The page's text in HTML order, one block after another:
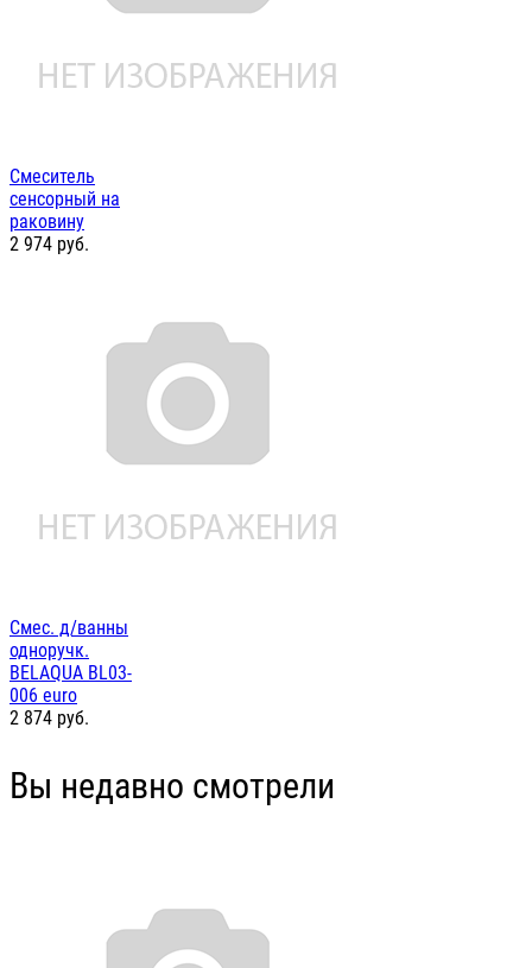
Смеситель
сенсорный на
раковину
2 974 руб.
Смес. д/ванны
одноручк.
BELAQUA BL03-
006 euro
2 874 руб.
Вы недавно смотрели